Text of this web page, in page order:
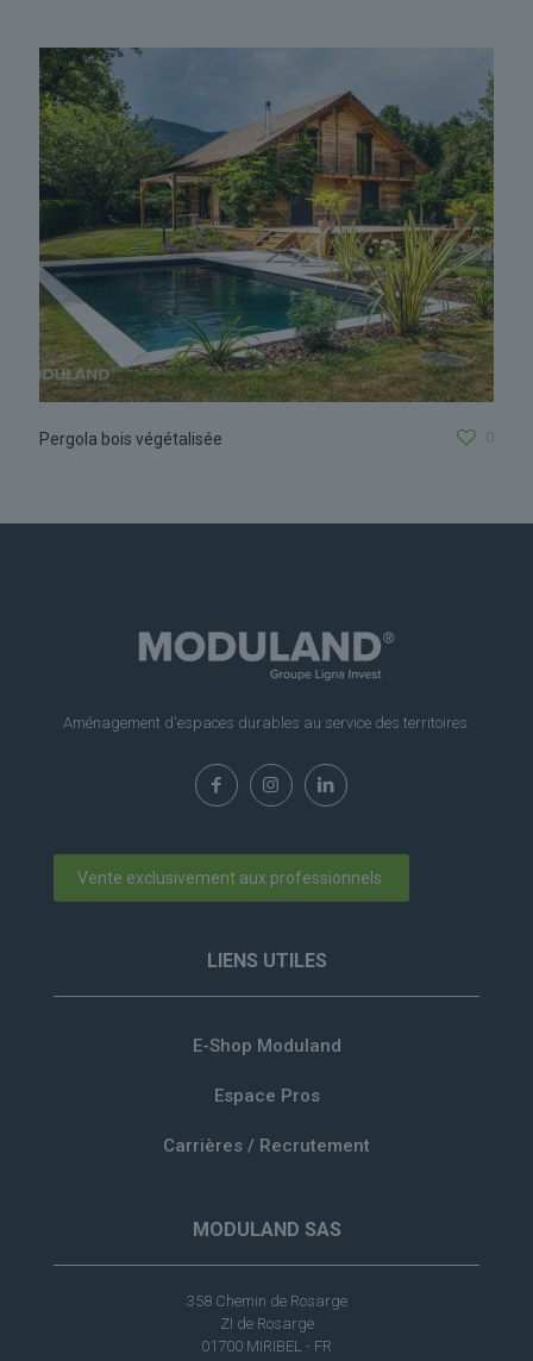
Pergola bois végétalisée 0
Aménagement d'espaces durables au service des territoires.
Vente exclusivement aux professionnels.
LIENS UTILES
E-Shop Moduland
Espace Pros
Carrières / Recrutement
MODULAND SAS
358 Chemin de Rosarge
ZI de Rosarge
01700 MIRIBEL - FR